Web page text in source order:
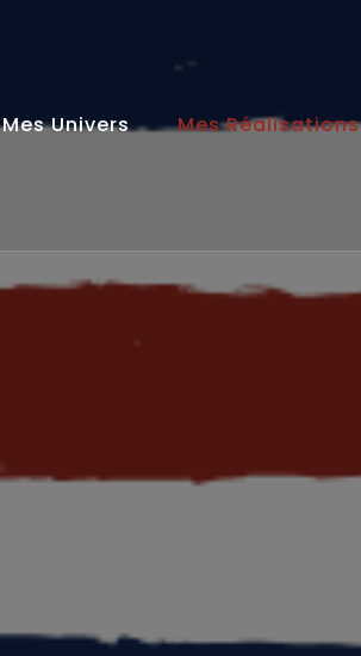
Mes Univers Mes Réalisations